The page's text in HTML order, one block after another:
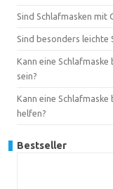
Sind Schlafmasken mit
Sind besonders leichte
Kann eine
sein?
Kann eine
helfen?
Bestseller